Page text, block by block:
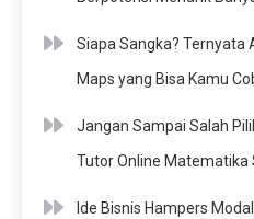
Siapa Sangka? Ternyata
Maps yang Bisa Kamu
Jangan Sampai Salah
Tutor Online Matematika
Ide Bisnis Hampers